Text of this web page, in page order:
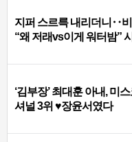
지퍼 스르륵 내리더니‥
“왜 저래vs이게 워터밤”
‘김부장’ 최대훈 아내, 미
셔널 3위 ♥장윤서였다